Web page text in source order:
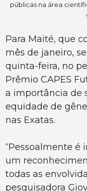
públicas na área
Para Maité, que
mês de janeiro,
quinta-feira, no
Prêmio CAPES
a importância de
equidade de
nas Exatas.
“Pessoalmente é
um
todas as
pesquisadora